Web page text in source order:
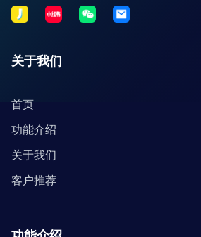
关于我们
首页
功能介绍
关于我们
客户推荐